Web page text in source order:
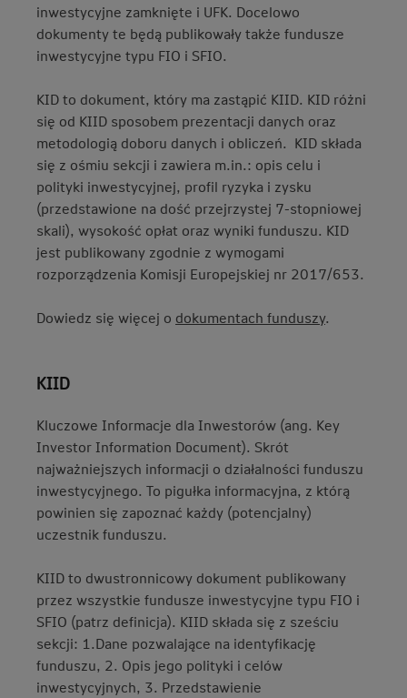
inwestycyjne zamknięte i UFK. Docelowo
dokumenty te będą publikowały także fundusze
inwestycyjne typu FIO i SFIO.
KID to dokument, który ma zastąpić KIID. KID różni
się od KIID sposobem prezentacji danych oraz
metodologią doboru danych i obliczeń. KID składa
się z ośmiu sekcji i zawiera m.in.: opis celu i
polityki inwestycyjnej, profil ryzyka i zysku
(przedstawione na dość przejrzystej 7-stopniowej
skali), wysokość opłat oraz wyniki funduszu. KID
jest publikowany zgodnie z wymogami
rozporządzenia Komisji Europejskiej nr 2017/653.
Dowiedz się więcej o dokumentach funduszy.
KIID
Kluczowe Informacje dla Inwestorów (ang. Key
Investor Information Document). Skrót
najważniejszych informacji o działalności funduszu
inwestycyjnego. To pigułka informacyjna, z którą
powinien się zapoznać każdy (potencjalny)
uczestnik funduszu.
KIID to dwustronnicowy dokument publikowany
przez wszystkie fundusze inwestycyjne typu FIO i
SFIO (patrz definicja). KIID składa się z sześciu
sekcji: 1.Dane pozwalające na identyfikację
funduszu, 2. Opis jego polityki i celów
inwestycyjnych, 3. Przedstawienie